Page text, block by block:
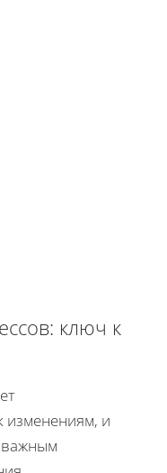
ключ к
изменениям, и
важным